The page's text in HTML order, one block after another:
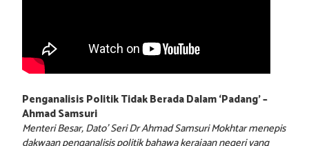
Penganalisis Politik Tidak Berada Dalam ‘Padang’ –
Ahmad Samsuri
Menteri Besar, Dato’ Seri Dr Ahmad Samsuri Mokhtar menepis